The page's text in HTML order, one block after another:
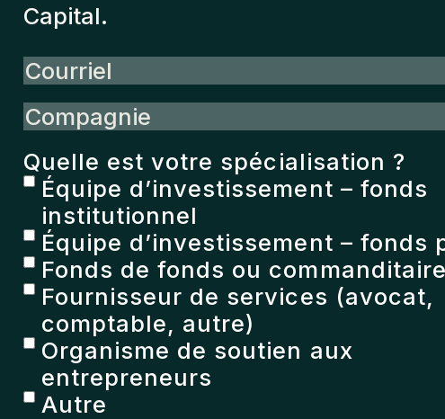
Capital.
Courriel
Compagnie
Quelle est votre spécialisation ?
Équipe d’investissement – fonds
institutionnel
Équipe d’investissement – fonds
Fonds de fonds ou
Fournisseur de services (avocat,
comptable, autre)
Organisme de soutien aux
entrepreneurs
Autre